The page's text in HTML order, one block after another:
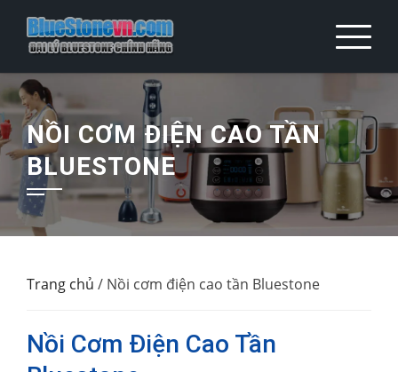
NỒI CƠM ĐIỆN CAO TẦN
BLUESTONE
Trang chủ / Nồi cơm điện cao tần Bluestone
Nồi Cơm Điện Cao Tần